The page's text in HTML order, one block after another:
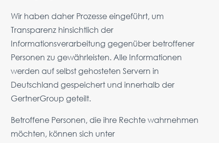
Wir haben daher Prozesse eingeführt, um
Transparenz hinsichtlich der
Informationsverarbeitung gegenüber betroffener
Personen zu gewährleisten. Alle Informationen
werden auf selbst gehosteten Servern in
Deutschland gespeichert und innerhalb der
GertnerGroup geteilt.
Betroffene Personen, die ihre Rechte wahrnehmen
möchten, können sich unter